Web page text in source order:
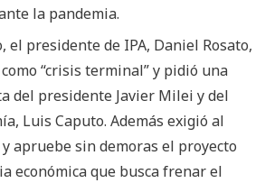
la pandemia.
el presidente de IPA, Daniel Rosato,
“crisis terminal” y pidió una
del presidente Javier Milei y del
Luis Caputo. Además exigió al
apruebe sin demoras el proyecto
económica que busca frenar el